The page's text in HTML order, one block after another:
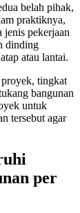
belah pihak,
praktiknya,
jenis pekerjaan
dinding
atau lantai.
tingkat
bangunan
untuk
tersebut agar
per